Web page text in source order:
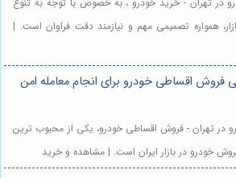
همواره تصمیمی مهم و نیازمند دقت فراوان است. |
فروش اقساطی خودرو برای انجام معامله امن
در تهران - فروش اقساطی خودرو، یکی از محبوب ترین
خودرو در بازار ایران است. | مشاهده و خرید